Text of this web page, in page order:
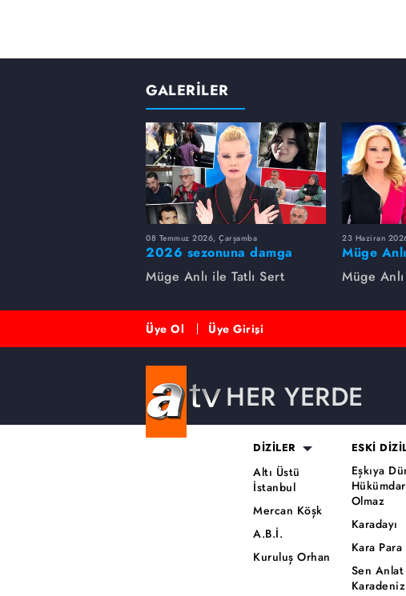
GALERİLER
08 Temmuz 2026, Çarşamba
2026 sezonuna damga
vuran 5 Müge Anlı
dosyası...
Müge Anlı ile Tatlı Sert
23 Haziran
Müge
sarsıldı!
aile
Müge
Üye Ol Üye Girişi
HER YERDE
DİZİLER
Altı Üstü
İstanbul
Mercan Köşk
A.B.İ.
Kuruluş Orhan
ESKİ
Eşkıya
Hükümdar
Olmaz
Karadayı
Kara
Sen Anlat
Karadeniz